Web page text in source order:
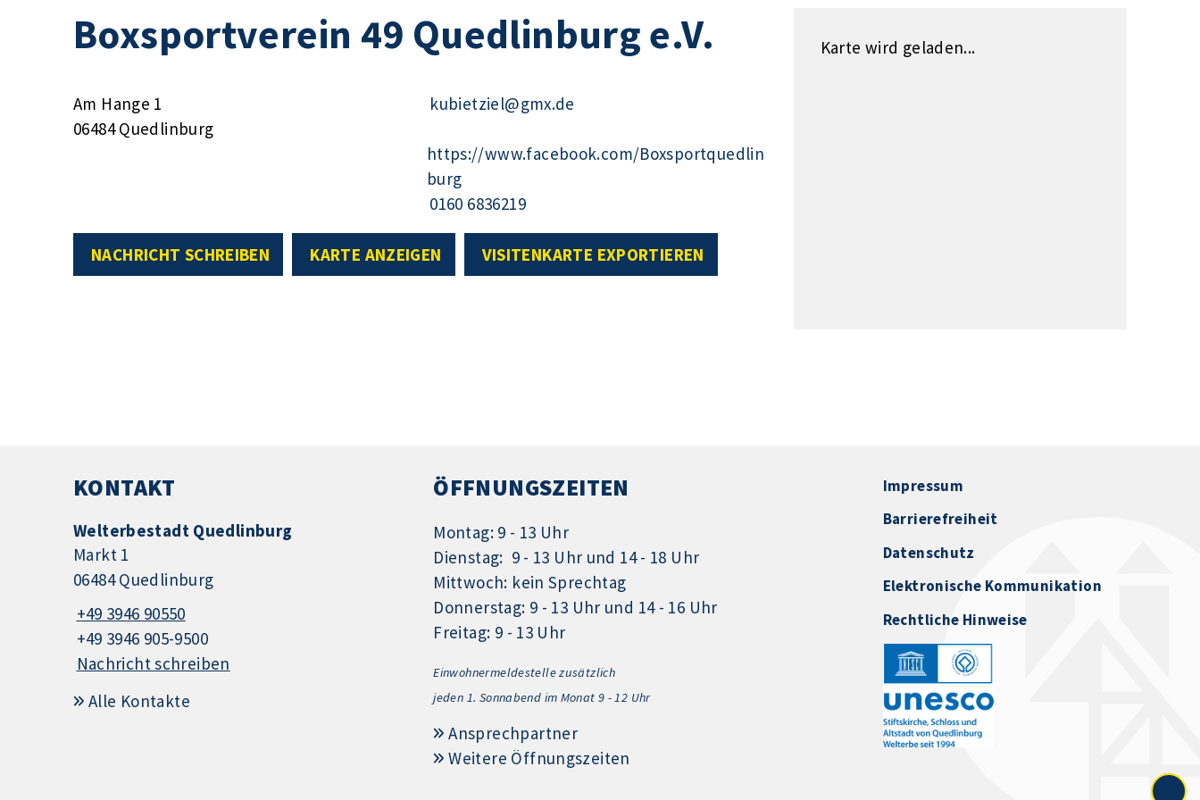
Boxsportverein 49 Quedlinburg e.V.
Am Hange 1
06484 Quedlinburg
kubietziel@gmx.de
https://www.facebook.com/Boxsportquedlin
burg
0160 6836219
NACHRICHT SCHREIBEN KARTE ANZEIGEN VISITENKARTE EXPORTIEREN
Karte wird geladen...
KONTAKT
Welterbestadt Quedlinburg
Markt 1
06484 Quedlinburg
+49 3946 90550
+49 3946 905-9500
Nachricht schreiben
Alle Kontakte
ÖFFNUNGSZEITEN
Montag: 9 - 13 Uhr
Dienstag: 9 - 13 Uhr und 14 - 18 Uhr
Mittwoch: kein Sprechtag
Donnerstag: 9 - 13 Uhr und 14 - 16 Uhr
Freitag: 9 - 13 Uhr
Einwohnermeldestelle zusätzlich
jeden 1. Sonnabend im Monat 9 - 12 Uhr
Ansprechpartner
Weitere Öffnungszeiten
Impressum
Barrierefreiheit
Datenschutz
Elektronische Kommunikation
Rechtliche Hinweise